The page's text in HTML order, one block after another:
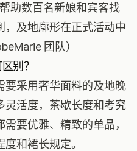
助数百名新娘和宾客找
，及地廓形在正式活动中
团队）
别？
要采用奢华面料的及地晚
灵活度，茶歇长度和考究
要优雅、精致的单品，
和裙长规定。